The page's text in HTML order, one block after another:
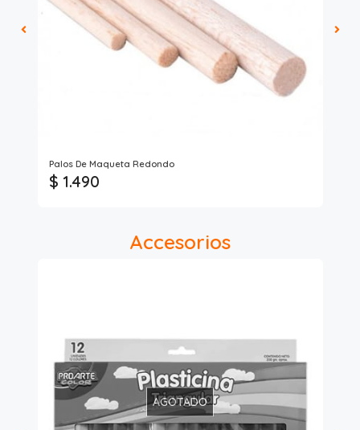
Palos De Maqueta Redondo
$ 1.490
Accesorios
AGOTADO